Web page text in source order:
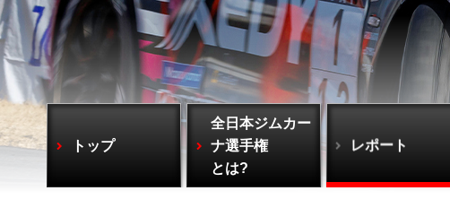
トップ
全日本ジムカー
ナ選手権
とは?
レポート